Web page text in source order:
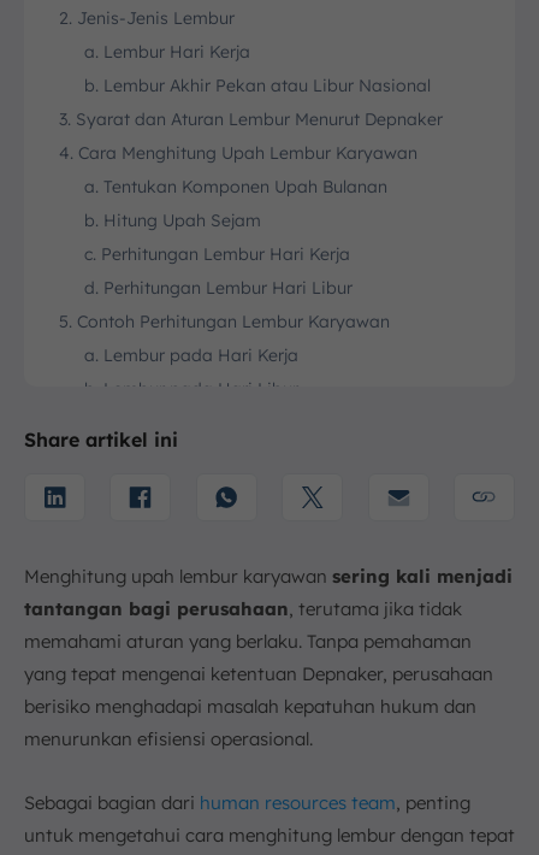
2. Jenis-Jenis Lembur
a. Lembur Hari Kerja
b. Lembur Akhir Pekan atau Libur Nasional
3. Syarat dan Aturan Lembur Menurut Depnaker
4. Cara Menghitung Upah Lembur Karyawan
a. Tentukan Komponen Upah Bulanan
b. Hitung Upah Sejam
c. Perhitungan Lembur Hari Kerja
d. Perhitungan Lembur Hari Libur
5. Contoh Perhitungan Lembur Karyawan
a. Lembur pada Hari Kerja
b. Lembur pada Hari Libur
Upah Lembur Karyawan?
Kerja Fleksibel
9. Tips untuk Perusahaan dalam Memenuhi Hak
Karyawan Terkait Jam Kerja
a. Memperjelas Aturan Jam Kerja bagi Karyawan
b. Menyederhanakan Proses Pengajuan Lembur
bagi Karyawan
10. Kelola Jam Kerja Karyawan secara Efisien dengan
11. Kesimpulan
FAQ:
Share artikel ini
Menghitung upah lembur karyawan sering kali menjadi
tantangan bagi perusahaan, terutama jika tidak
memahami aturan yang berlaku. Tanpa pemahaman
yang tepat mengenai ketentuan Depnaker, perusahaan
berisiko menghadapi masalah kepatuhan hukum dan
menurunkan efisiensi operasional.
Sebagai bagian dari human resources team, penting
untuk mengetahui cara menghitung lembur dengan tepat